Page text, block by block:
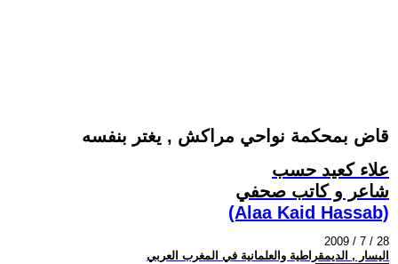
قاض بمحكمة نواحي مراكش , يغتر بنفسه
علاء كعيد حسب
شاعر و كاتب صحفي
(Alaa Kaid Hassab)
2009 / 7 / 28
اليسار , الديمقراطية والعلمانية في المغرب العربي